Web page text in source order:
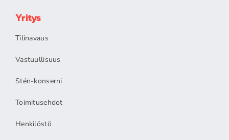
Yritys
Tilinavaus
Vastuullisuus
Stén-konserni
Toimitusehdot
Henkilöstö